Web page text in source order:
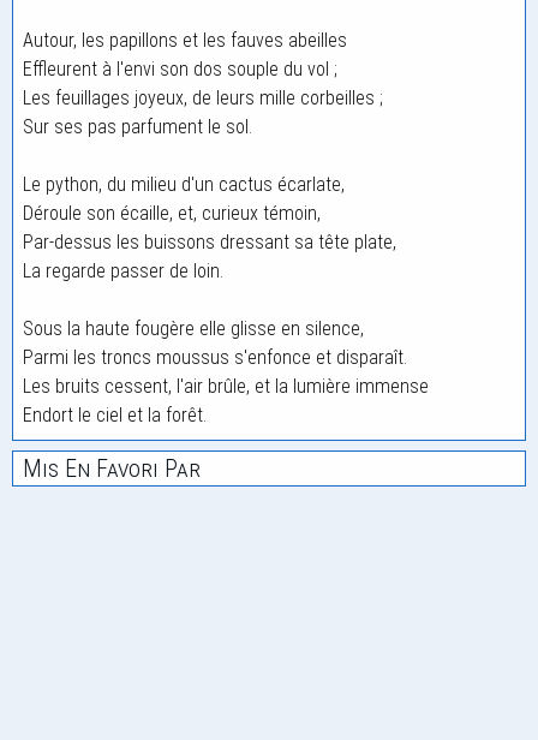
Autour, les papillons et les fauves abeilles
Effleurent à l'envi son dos souple du vol ;
Les feuillages joyeux, de leurs mille corbeilles ;
Sur ses pas parfument le sol.
Le python, du milieu d'un cactus écarlate,
Déroule son écaille, et, curieux témoin,
Par-dessus les buissons dressant sa tête plate,
La regarde passer de loin.
Sous la haute fougère elle glisse en silence,
Parmi les troncs moussus s'enfonce et disparaît.
Les bruits cessent, l'air brûle, et la lumière immense
Endort le ciel et la forêt.
Mis En Favori Par